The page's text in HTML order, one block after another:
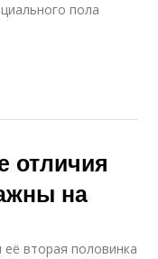
пола
отличия
на
вторая половинка